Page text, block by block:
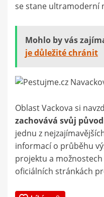
se stane ultramoderní
Mohlo by vás
je důležité chránit
Oblast Vackova si
zachovává svůj
jednu z
informací o průběhu
projektu a
oficiálních stránkách